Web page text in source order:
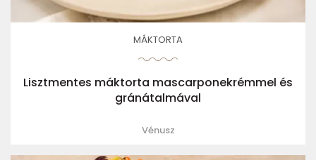
MÁKTORTA
Lisztmentes máktorta mascarponekrémmel és
gránátalmával
Vénusz